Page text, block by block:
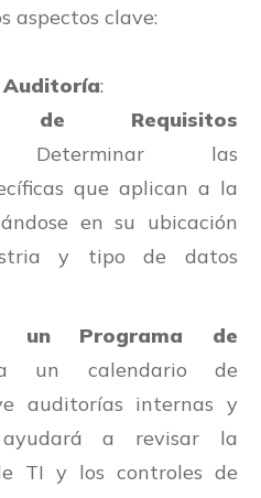
aspectos clave:
Auditoría:
de Requisitos
las
que aplican a la
en su ubicación
y tipo de datos
un Programa de
un calendario de
auditorías internas y
ayudará a revisar la
TI y los controles de